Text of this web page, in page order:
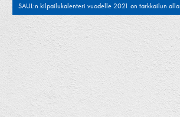
SAUL:n kilpailukalenteri vuodelle 2021 on tarkkailun alla